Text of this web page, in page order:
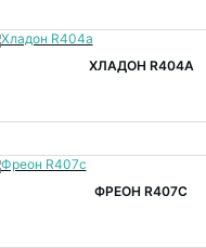
ХЛАДОН R404A
ФРЕОН R407С